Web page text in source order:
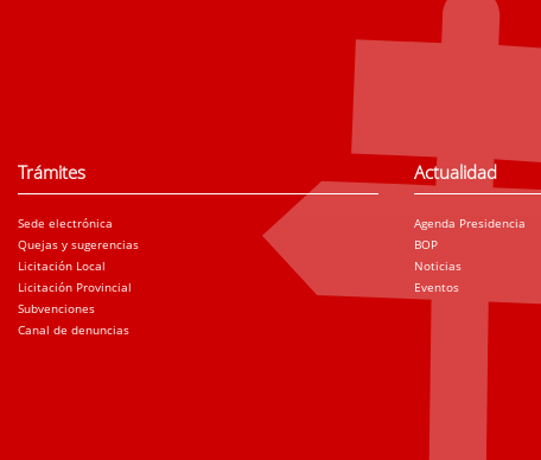
Trámites
Sede electrónica
Quejas y sugerencias
Licitación Local
Licitación Provincial
Subvenciones
Canal de denuncias
Actualidad
Agenda Presidencia
BOP
Noticias
Eventos